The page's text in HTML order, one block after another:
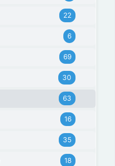
22
6
69
30
63
16
35
18